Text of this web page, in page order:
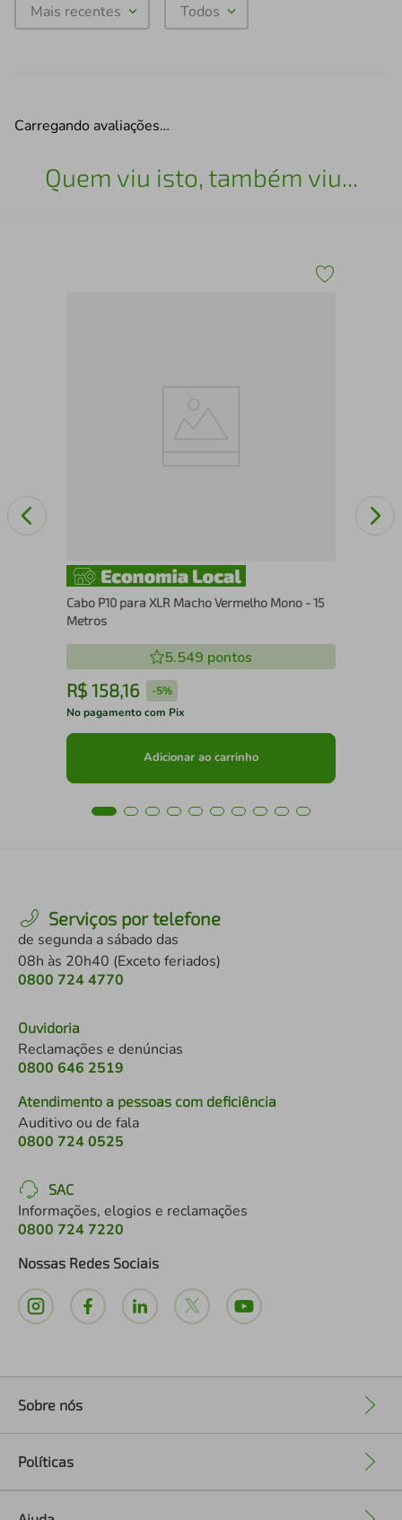
Mais recentes Todos
Carregando avaliações…
Quem viu isto, também viu...
Cabo P10 para XLR Macho Vermelho Mono - 15
Metros
5.549 pontos
R$ 158,16 -5%
No pagamento com Pix
Adicionar ao carrinho
Serviços por telefone
de segunda a sábado das
08h às 20h40 (Exceto feriados)
0800 724 4770
Ouvidoria
Reclamações e denúncias
0800 646 2519
Atendimento a pessoas com deficiência
Auditivo ou de fala
0800 724 0525
SAC
Informações, elogios e reclamações
0800 724 7220
Nossas Redes Sociais
Sobre nós
Políticas